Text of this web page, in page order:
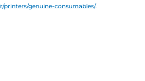
printers/genuine-consumables/.